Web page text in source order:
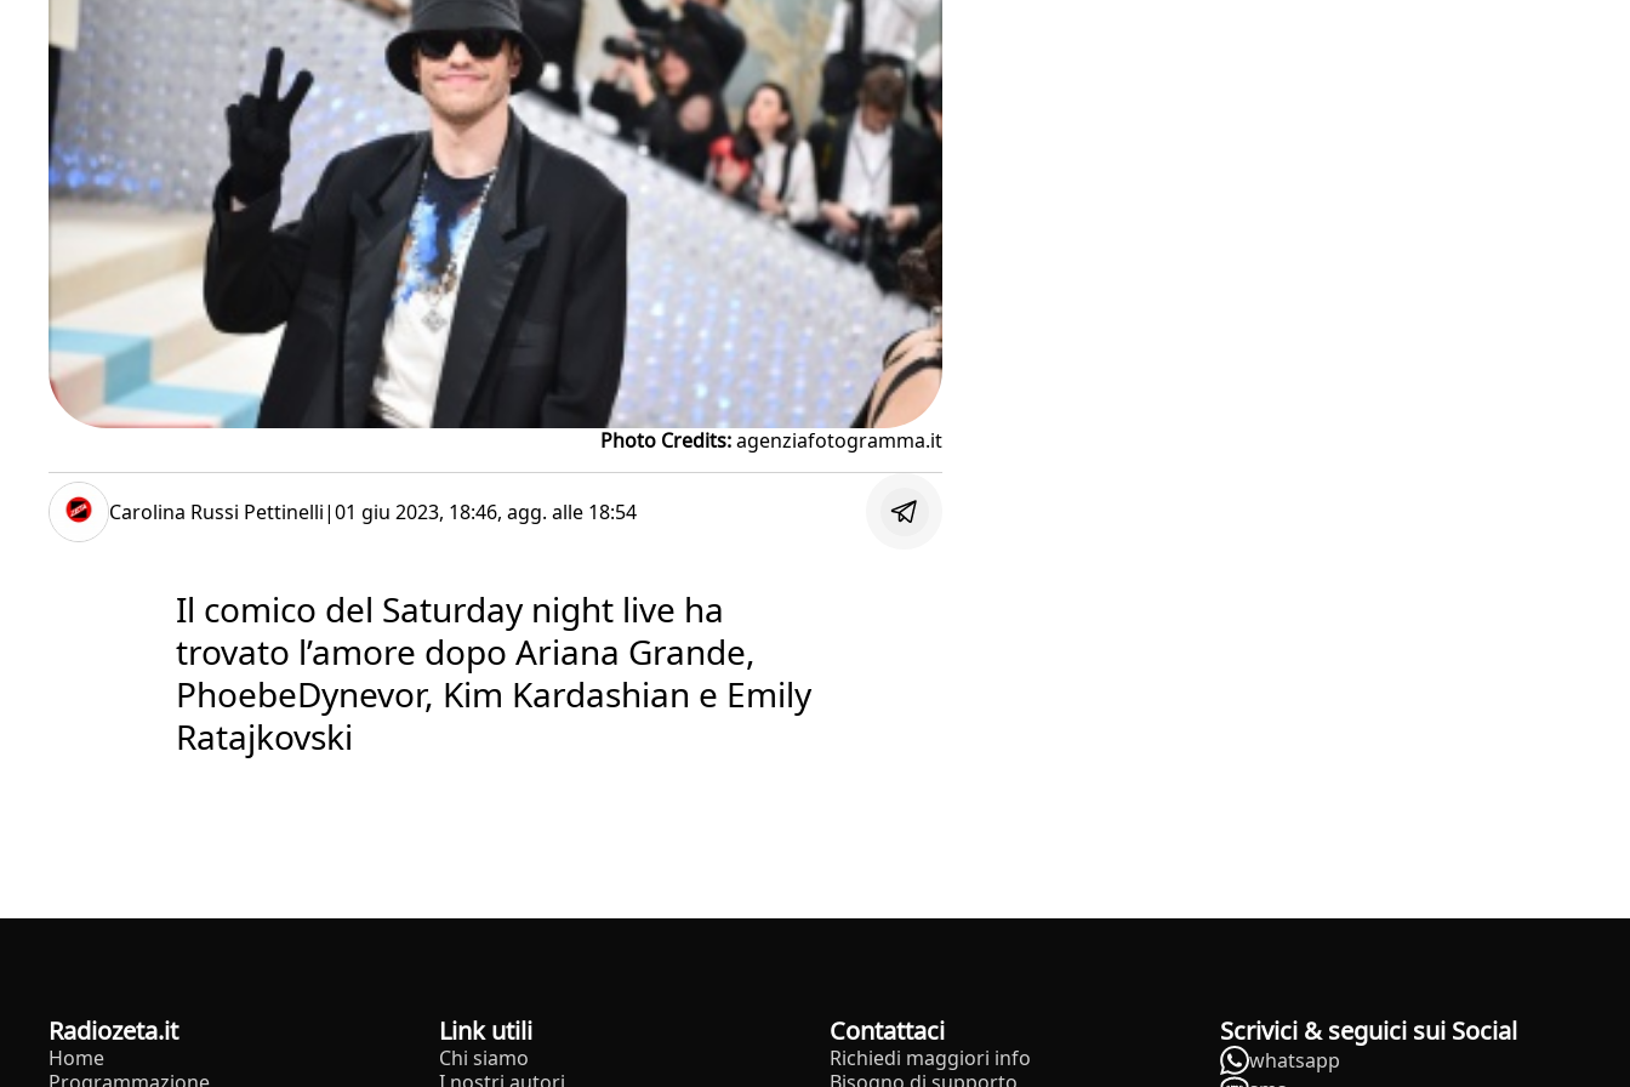
Photo Credits:agenziafotogramma.it
Carolina Russi Pettinelli|01 giu 2023, 18:46, agg. alle 18:54
Il comico del Saturday night live ha
trovato l’amore dopo Ariana Grande,
PhoebeDynevor, Kim Kardashian e Emily
Ratajkovski
radiozeta.it
Home
Link utili
Chi siamo
Contattaci
Richiedi maggiori info
Scrivici & seguici sui Social
whatsapp